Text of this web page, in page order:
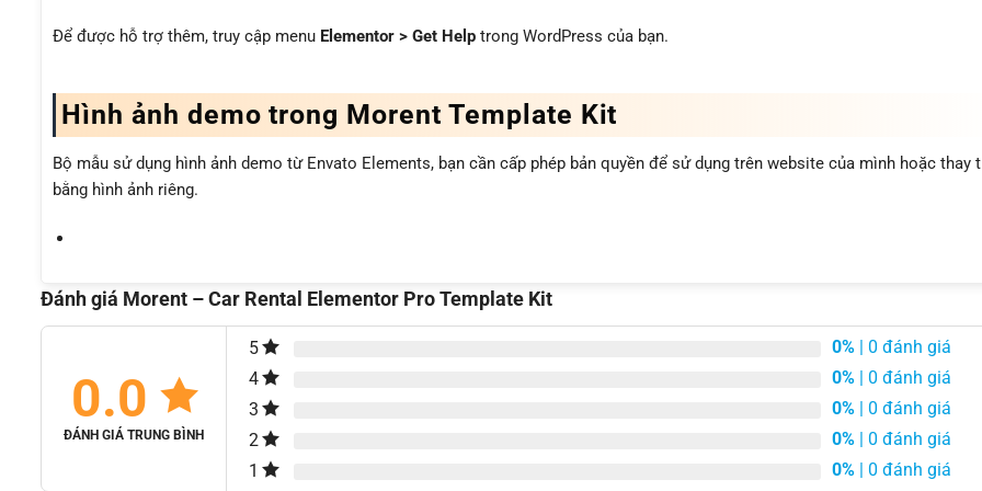
Để được hỗ trợ thêm, truy cập menu Elementor > Get Help trong WordPress của bạn.
Hình ảnh demo trong Morent Template Kit
Bộ mẫu sử dụng hình ảnh demo từ Envato Elements, bạn cần cấp phép bản quyền để sử dụng trên website của mình hoặc thay
bằng hình ảnh riêng.
Đánh giá Morent – Car Rental Elementor Pro Template Kit
0.0
ĐÁNH GIÁ TRUNG BÌNH
5 0% | 0 đánh giá
4
0% | 0 đánh giá
3
0% | 0 đánh giá
2
0% | 0 đánh giá
1
0% | 0 đánh giá